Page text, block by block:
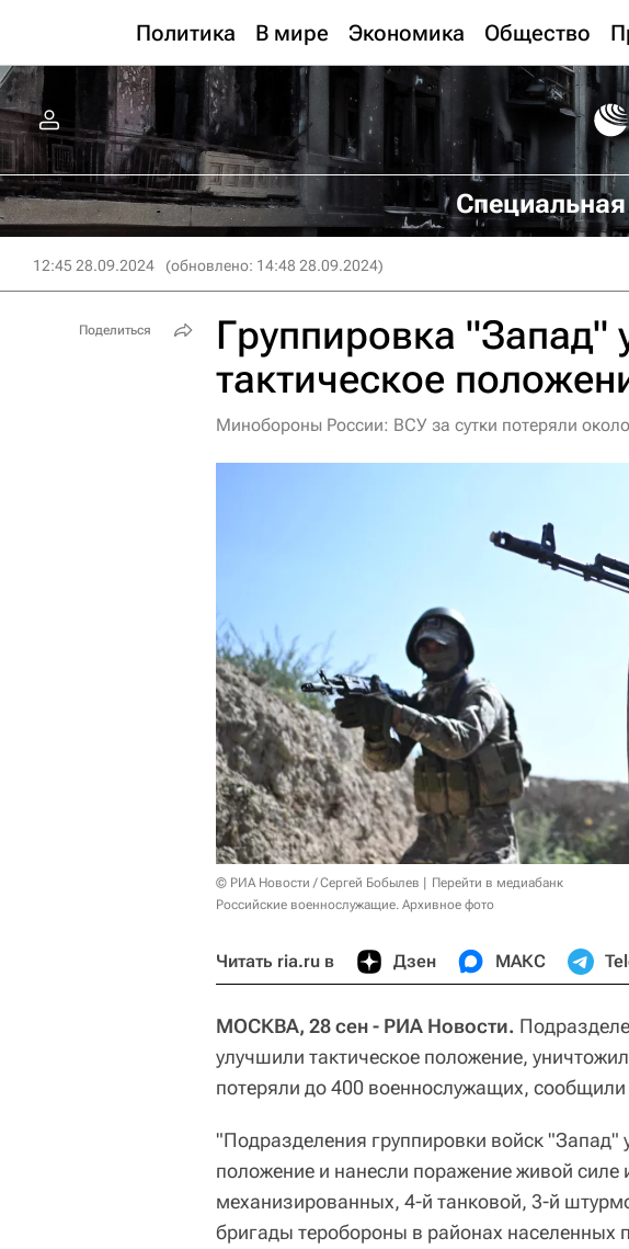
Политика В мире Экономика Общество
12:45 28.09.2024 (обновлено: 14:48 28.09.2024)
Группировка "Запад"
тактическое
Минобороны России: ВСУ за сутки потеряли
© РИА Новости / Сергей Бобылев
Перейти в медиабанк
Российские военнослужащие. Архивное фото
Читать ria.ru в Дзен МАКС
МОСКВА, 28 сен - РИА Новости.
улучшили тактическое положение,
потеряли до 400 военнослужащих, сообщили
"Подразделения группировки войск "Запад"
положение и нанесли поражение живой силе
механизированных, 4-й танковой, 3-й
бригады теробороны в районах населенных
Поделиться